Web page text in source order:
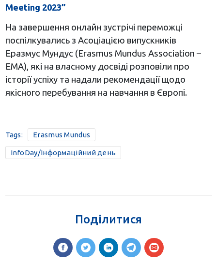
Meeting 2023”
На завершення онлайн зустрічі переможці
поспілкувались з Асоціацією випускників
Еразмус Мундус (Erasmus Mundus Association –
EMA), які на власному досвіді розповіли про
історії успіху та надали рекомендації щодо
якісного перебування на навчання в Європі.
Tags: Erasmus Mundus
InfoDay/Інформаційний день
Поділитися